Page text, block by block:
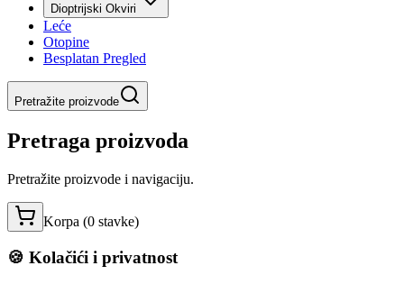
Dioptrijski Okviri
Leće
Otopine
Besplatan Pregled
Pretražite proizvode
Pretraga proizvoda
Pretražite proizvode i navigaciju.
Korpa (0 stavke)
🍪 Kolačići i privatnost